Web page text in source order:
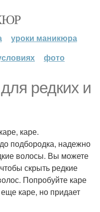
уроки маникюра
фото
редких и
каре.
подбородка, надежно
волосы. Вы можете
скрыть редкие
Попробуйте каре
каре, но придает